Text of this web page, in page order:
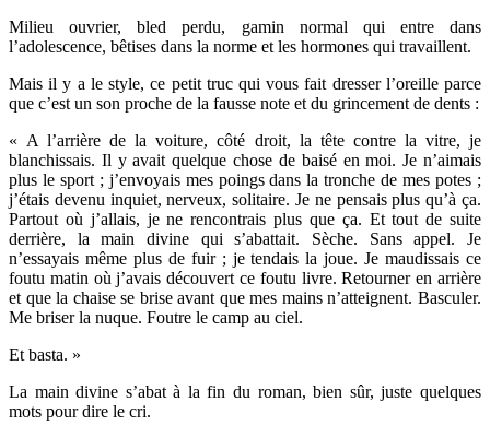
Milieu ouvrier, bled perdu, gamin normal qui entre dans
l’adolescence, bêtises dans la norme et les hormones qui travaillent.
Mais il y a le style, ce petit truc qui vous fait dresser l’oreille parce
que c’est un son proche de la fausse note et du grincement de dents :
« A l’arrière de la voiture, côté droit, la tête contre la vitre, je
blanchissais. Il y avait quelque chose de baisé en moi. Je n’aimais
plus le sport ; j’envoyais mes poings dans la tronche de mes potes ;
j’étais devenu inquiet, nerveux, solitaire. Je ne pensais plus qu’à ça.
Partout où j’allais, je ne rencontrais plus que ça. Et tout de suite
derrière, la main divine qui s’abattait. Sèche. Sans appel. Je
n’essayais même plus de fuir ; je tendais la joue. Je maudissais ce
foutu matin où j’avais découvert ce foutu livre. Retourner en arrière
et que la chaise se brise avant que mes mains n’atteignent. Basculer.
Me briser la nuque. Foutre le camp au ciel.
Et basta. »
La main divine s’abat à la fin du roman, bien sûr, juste quelques
mots pour dire le cri.